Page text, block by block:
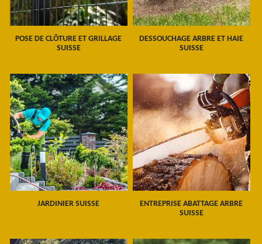
POSE DE CLÔTURE ET GRILLAGE
SUISSE
DESSOUCHAGE ARBRE ET HAIE
SUISSE
JARDINIER SUISSE
ENTREPRISE ABATTAGE ARBRE
SUISSE